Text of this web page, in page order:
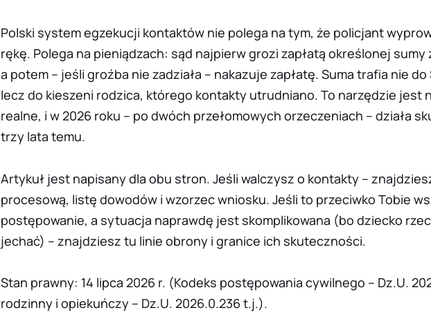
Polski system egzekucji kontaktów nie polega na tym, że policjant
rękę. Polega na pieniądzach: sąd najpierwgrozi zapłatą określonej sumy
a potem – jeśli groźba nie zadziała – nakazuje zapłatę. Suma trafia nie
lecz do kieszeni rodzica, którego kontakty utrudniano. To narzędzie jest
realne, i w 2026 roku – po dwóch przełomowych orzeczeniach – działa
trzy lata temu.
Artykuł jest napisany dla obu stron. Jeśli walczysz o kontakty –
procesową, listę dowodów i wzorzec wniosku. Jeśli to przeciwko Tobie
postępowanie, a sytuacja naprawdę jest skomplikowana (bo dziecko
jechać) – znajdziesz tu linie obrony i granice ich skuteczności.
Stan prawny: 14 lipca 2026 r. (Kodeks postępowania cywilnego – Dz.U.
rodzinny i opiekuńczy – Dz.U. 2026.0.236 t.j.).